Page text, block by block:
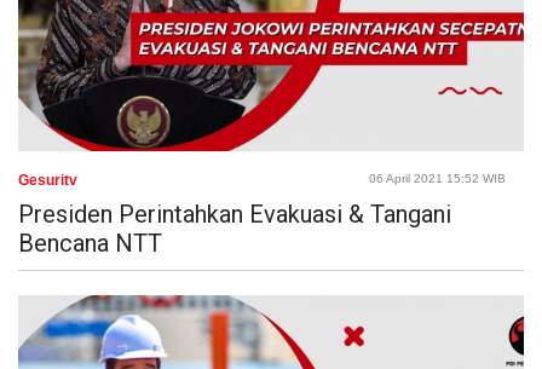
Gesuritv 06 April 2021 15:52 WIB
Presiden Perintahkan Evakuasi & Tangani
Bencana NTT